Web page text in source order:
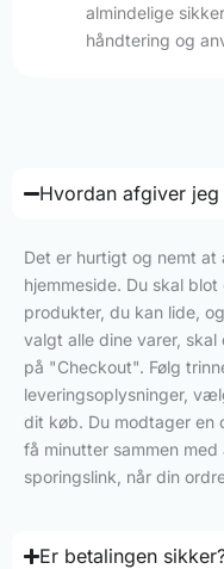
almindelige
håndtering og
Hvordan afgiver jeg
Det er hurtigt og nemt
hjemmeside. Du skal
produkter, du kan lide,
valgt alle dine varer,
på "Checkout". Følg
leveringsoplysninger,
dit køb. Du modtager en
få minutter sammen
sporingslink, når din
Er betalingen